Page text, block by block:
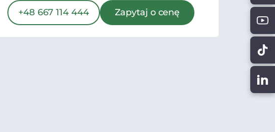
+48 667 114 444 Zapytaj o cenę